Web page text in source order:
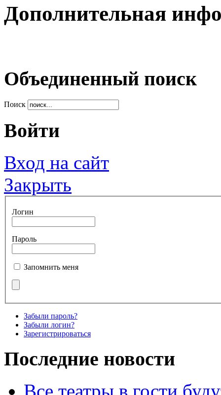
Дополнительная
Объединенный поиск
Поиск
Войти
Вход на сайт
Закрыть
Логин
Пароль
Запомнить меня
Забыли пароль?
Забыли логин?
Зарегистрироваться
Последние новости